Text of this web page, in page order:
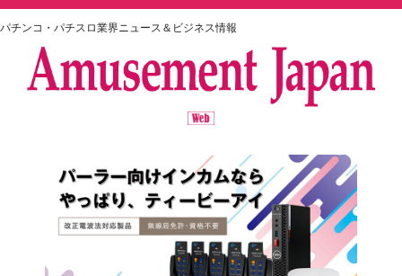
パチンコ・パチスロ業界ニュース＆ビジネス情報